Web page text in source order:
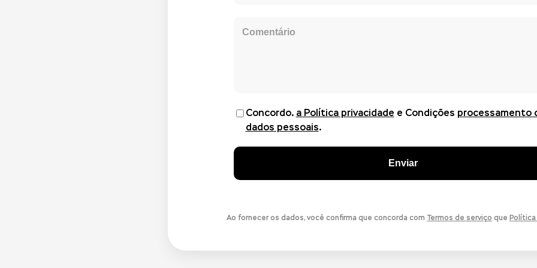
Concordo. a Política privacidade e Condições processamento
dados pessoais.
Enviar
Ao fornecer os dados, você confirma que concorda com Termos de serviço que Política